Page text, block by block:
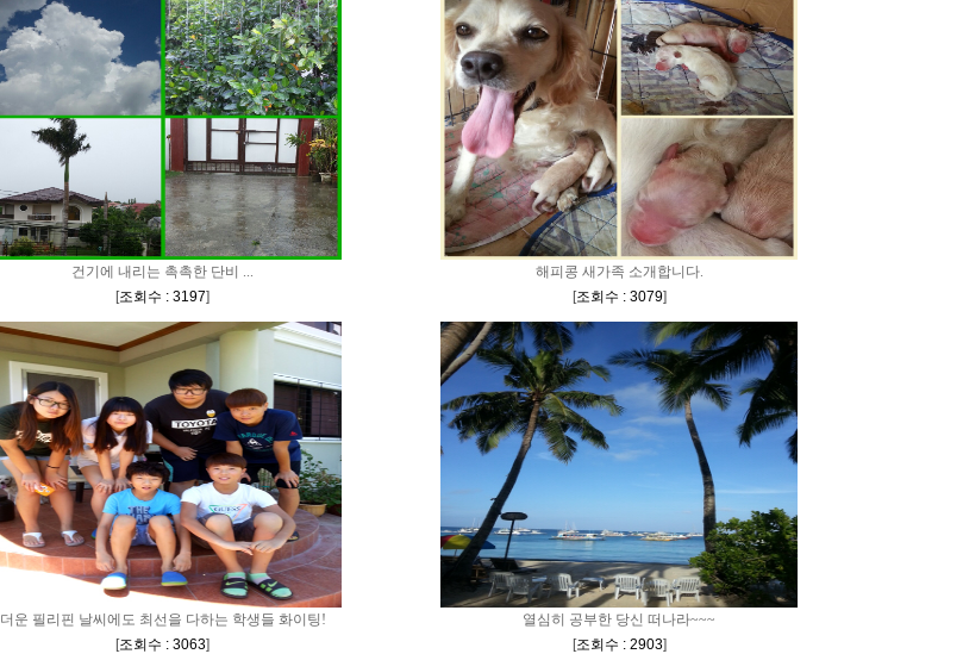
건기에 내리는 촉촉한 단비 ...
[조회수 : 3197]
해피콩 새가족 소개합니다.
[조회수 : 3079]
더운 필리핀 날씨에도 최선을 다하는 학생들 화이팅!
[조회수 : 3063]
열심히 공부한 당신 떠나라~~~
[조회수 : 2903]